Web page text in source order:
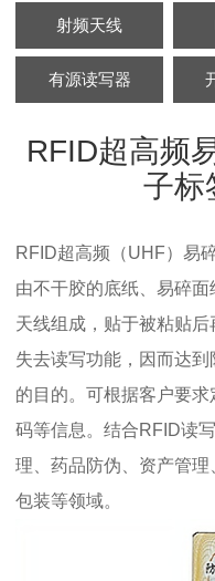
射频天线
有源读写器
RFID超高频
子标
RFID超高频（UHF）易
由不干胶的底纸、易碎
天线组成，贴于被粘贴
失去读写功能，因而达
的目的。可根据客户要
码等信息。结合RFID读
理、药品防伪、资产管
包装等领域。